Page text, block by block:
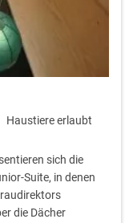
Haustiere erlaubt
sich die
Suite, in denen
die Dächer